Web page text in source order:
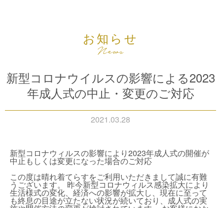
お知らせ
新型コロナウイルスの影響による2023
年成人式の中止・変更のご対応
2021.03.28
新型コロナウィルスの影響により2023年成人式の開催が
中止もしくは変更になった場合のご対応
この度は晴れ着てらすをご利用いただきまして誠に有難
うございます。 昨今新型コロナウィルス感染拡大により
生活様式の変化、経済への影響が拡大し、現在に至って
も終息の目途が立たない状況が続いており、成人式の実